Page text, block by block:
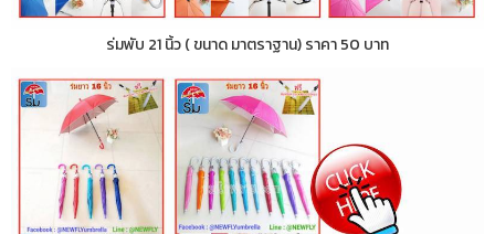
ร่มพับ 21 นิ้ว ( ขนาด มาตราฐาน) ราคา 50 บาท